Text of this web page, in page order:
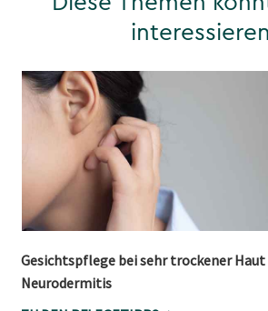
Gesichtspflege bei sehr trockener Haut
Neurodermitis